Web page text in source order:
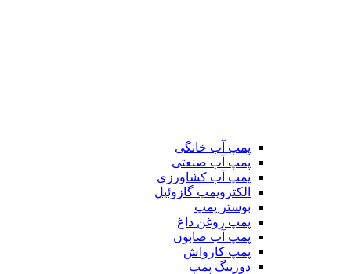
پمپ آب خانگی
پمپ آب صنعتی
پمپ آب کشاورزی
الکتروپمپ گازوئیل
بوستر پمپ
پمپ روغن داغ
پمپ آب صابون
پمپ کارواش
دوزینگ پمپ